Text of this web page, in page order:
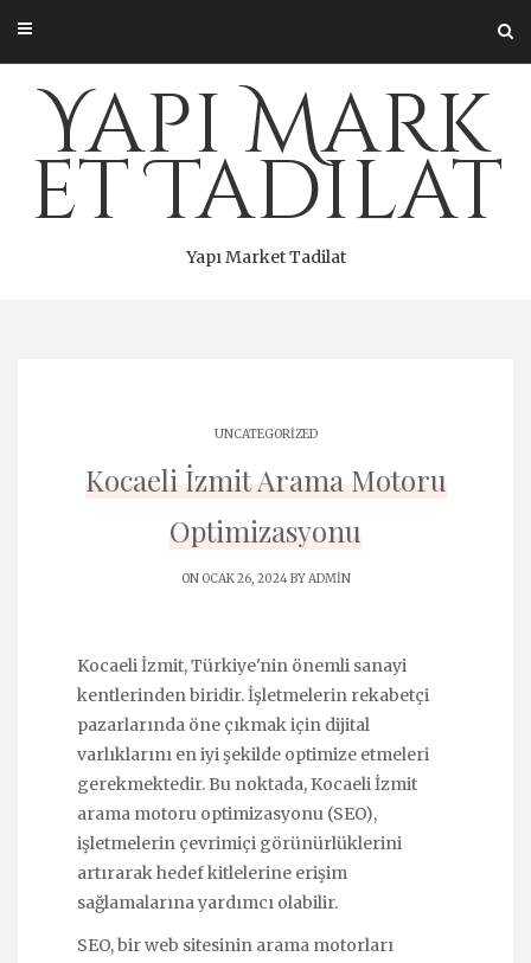
content
Yapı Mark
et Tadilat
Yapı Market Tadilat
UNCATEGORIZED
Kocaeli İzmit Arama Motoru
Optimizasyonu
ON OCAK 26, 2024 BYADMIN
Kocaeli İzmit, Türkiye'nin önemli sanayi
kentlerinden biridir. İşletmelerin rekabetçi
pazarlarında öne çıkmak için dijital
varlıklarını en iyi şekilde optimize etmeleri
gerekmektedir. Bu noktada, Kocaeli İzmit
arama motoru optimizasyonu (SEO),
işletmelerin çevrimiçi görünürlüklerini
artırarak hedef kitlelerine erişim
sağlamalarına yardımcı olabilir.
SEO, bir web sitesinin arama motorları